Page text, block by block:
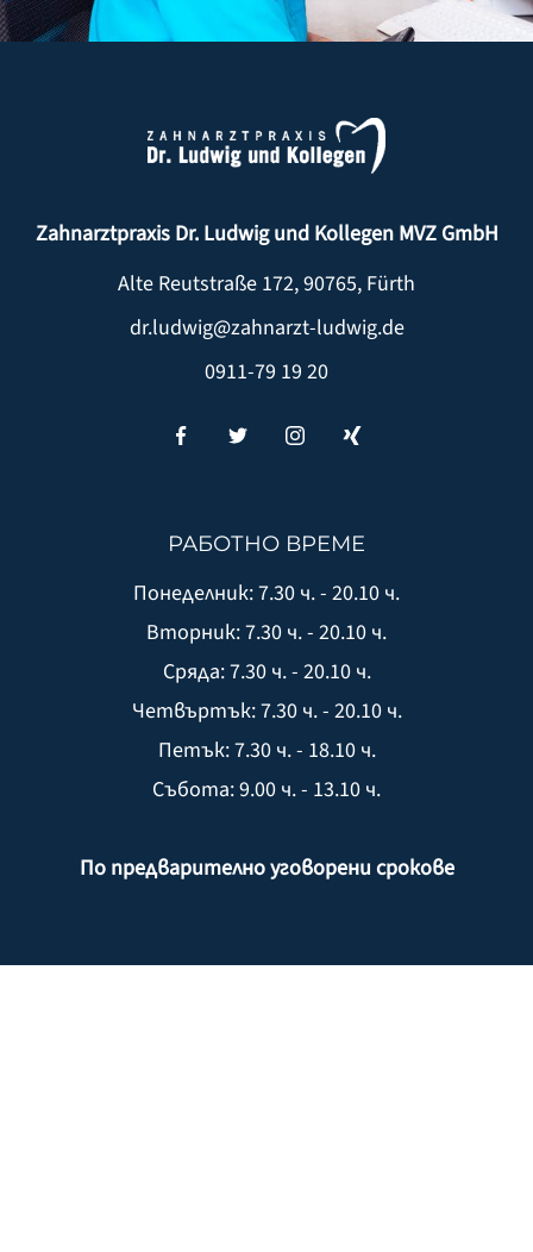
Zahnarztpraxis Dr. Ludwig und Kollegen MVZ GmbH
Alte Reutstraße 172,90765, Fürth
dr.ludwig@zahnarzt-ludwig.de
0911-79 19 20
РАБОТНО ВРЕМЕ
Понеделник: 7.30 ч. - 20.10 ч.
Вторник: 7.30 ч. - 20.10 ч.
Сряда: 7.30 ч. - 20.10 ч.
Четвъртък: 7.30 ч. - 20.10 ч.
Петък: 7.30 ч. - 18.10 ч.
Събота: 9.00 ч. - 13.10 ч.
По предварително уговорени срокове
НАВИГАЦИЯ